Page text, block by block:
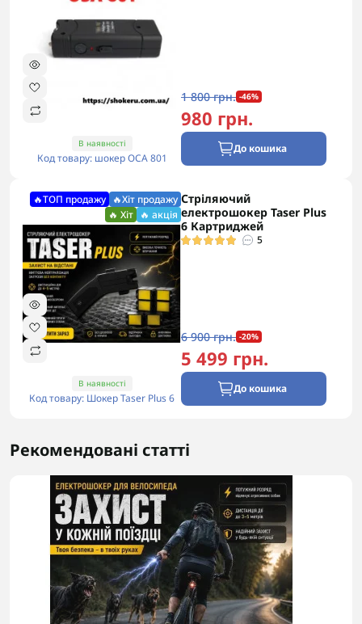
В наявності
Код товару: шокер ОСА 801
1 800 грн. -46%
980 грн.
До кошика
🔥ТОП продажу 🔥Хіт продажу
🔥 Хіт 🔥 акція
В наявності
Код товару: Шокер Taser Plus 6
Стріляючий
електрошокер Taser Plus
6 Картриджей
5
6 900 грн. -20%
5 499 грн.
До кошика
Рекомендовані статті